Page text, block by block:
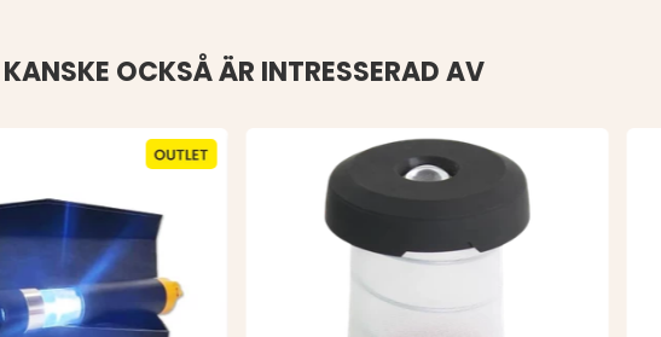
OCKSÅ ÄR INTRESSERAD AV